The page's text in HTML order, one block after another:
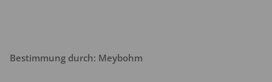
Bestimmung durch: Meybohm